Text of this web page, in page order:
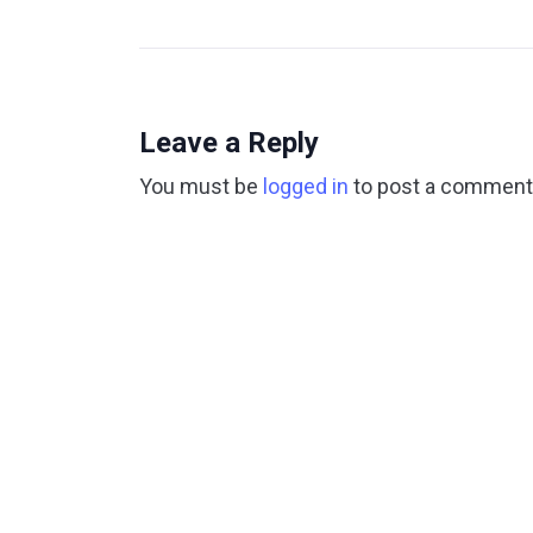
Leave a Reply
You must be logged in to post a